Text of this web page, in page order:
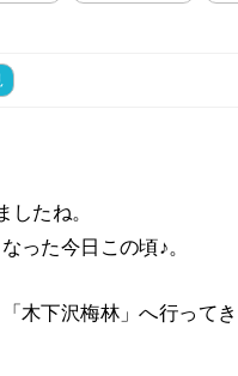
たね。
った今日この頃♪。
木下沢梅林」へ行ってき